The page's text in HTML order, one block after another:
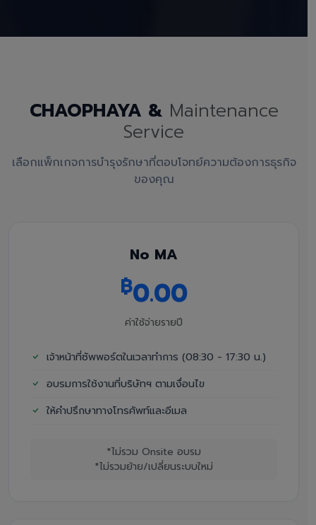
CHAOPHAYA & Maintenance
Service
เลือกแพ็กเกจการบำรุงรักษาที่ตอบโจทย์ความต้องการธุรกิจ
ของคุณ
No MA
฿0.00
ค่าใช้จ่ายรายปี
เจ้าหน้าที่ซัพพอร์ตในเวลาทำการ (08:30 - 17:30 น.)
อบรมการใช้งานที่บริษัทฯ ตามเงื่อนไข
ให้คำปรึกษาทางโทรศัพท์และอีเมล
*ไม่รวม Onsite อบรม
*ไม่รวมย้าย/เปลี่ยนระบบใหม่